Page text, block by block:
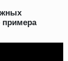
примера